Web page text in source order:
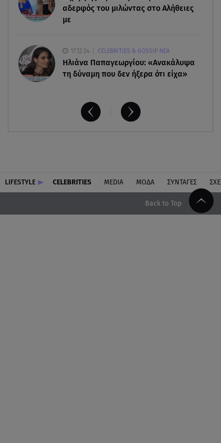
Flying Week 2026αδερφός του μιλώντας στο Αλήθειες
με
17.12.24 CELEBRITIES & GOSSIP ΝΕΑ
Ηλιάνα Παπαγεωργίου: «Ανακάλυψα
τη δύναμη που δεν ήξερα ότι είχα»
LIFESTYLE CELEBRITIES MEDIA ΜΟΔΑ ΣΥΝΤΑΓΕΣ
Back to Top